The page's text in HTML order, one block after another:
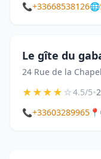
📞+33668538126🌐
Le gîte du
24 Rue de la
★★★★☆4.5/5•
📞+33603289965 📍